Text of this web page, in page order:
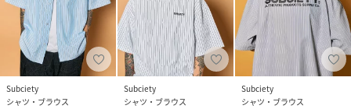
Subciety
シャツ・ブラウス
Subciety
シャツ・ブラウス
Subciety
シャツ・ブラウス